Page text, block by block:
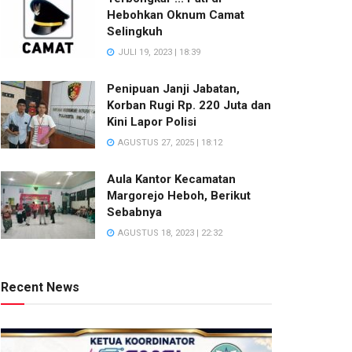
Hebohkan Oknum Camat
Selingkuh
JULI 19, 2023 | 18:39
Penipuan Janji Jabatan,
Korban Rugi Rp. 220 Juta dan
Kini Lapor Polisi
AGUSTUS 27, 2025 | 18:12
Aula Kantor Kecamatan
Margorejo Heboh, Berikut
Sebabnya
AGUSTUS 18, 2023 | 22:32
Recent News